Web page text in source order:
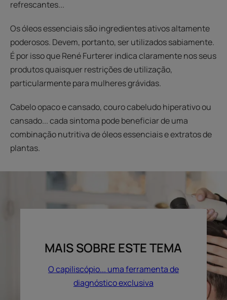
refrescantes...
Os óleos essenciais são ingredientes ativos altamente
poderosos. Devem, portanto, ser utilizados sabiamente.
É por isso que René Furterer indica claramente nos seus
produtos quaisquer restrições de utilização,
particularmente para mulheres grávidas.
Cabelo opaco e cansado, couro cabeludo hiperativo ou
cansado... cada sintoma pode beneficiar de uma
combinação nutritiva de óleos essenciais e extratos de
plantas.
MAIS SOBRE ESTE TEMA
O capiliscópio... uma ferramenta de
diagnóstico exclusiva